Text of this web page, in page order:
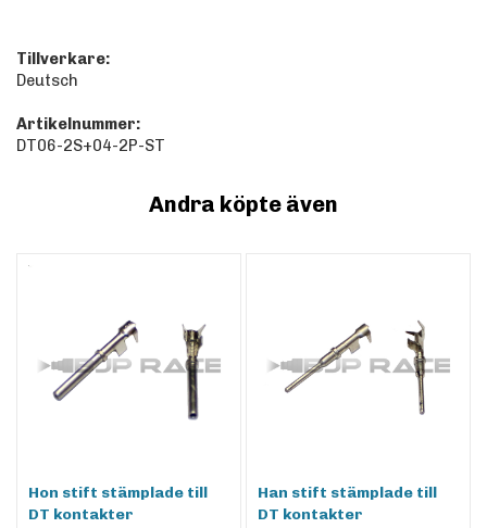
Tillverkare:
Deutsch
Artikelnummer:
DT06-2S+04-2P-ST
Andra köpte även
Hon stift stämplade till
DT kontakter
Han stift stämplade till
DT kontakter